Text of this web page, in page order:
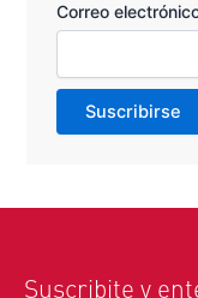
Correo
Suscribite y